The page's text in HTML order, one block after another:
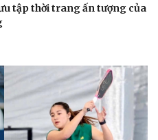
tập thời trang ấn tượng của